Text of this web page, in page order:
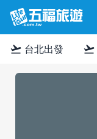
flight_takeoff 台北出發 flight_takeoff